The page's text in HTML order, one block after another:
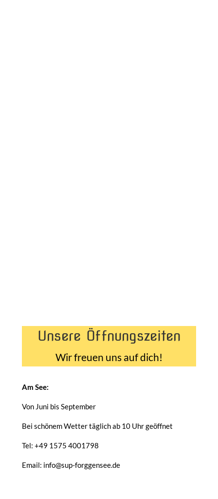
Unsere Öffnungszeiten
Wir freuen uns auf dich!
Am See:
Von Juni bis September
Bei schönem Wetter täglich ab 10 Uhr geöffnet
Tel: +49 1575 4001798
Email: info@sup-forggensee.de